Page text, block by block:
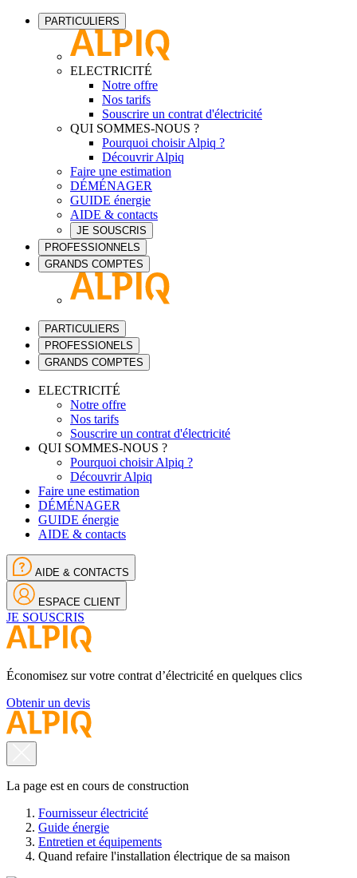
PARTICULIERS
ELECTRICITÉ
Notre offre
Nos tarifs
Souscrire un contrat d'électricité
QUI SOMMES-NOUS ?
Pourquoi choisir Alpiq ?
Découvrir Alpiq
Faire une estimation
DÉMÉNAGER
GUIDE énergie
AIDE & contacts
JE SOUSCRIS
PROFESSIONNELS
GRANDS COMPTES
PARTICULIERS
PROFESSIONELS
GRANDS COMPTES
ELECTRICITÉ
Notre offre
Nos tarifs
Souscrire un contrat d'électricité
QUI SOMMES-NOUS ?
Pourquoi choisir Alpiq ?
Découvrir Alpiq
Faire une estimation
DÉMÉNAGER
GUIDE énergie
AIDE & contacts
AIDE & CONTACTS
ESPACE CLIENT
JE SOUSCRIS
Économisez sur votre contrat d’électricité en quelques clics
Obtenir un devis
La page est en cours de construction
Fournisseur électricité
Guide énergie
Entretien et équipements
Quand refaire l'installation électrique de sa maison